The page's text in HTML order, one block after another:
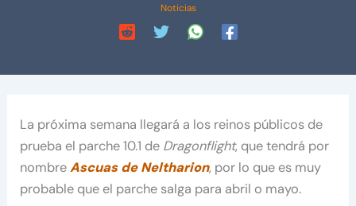
Noticias
La próxima semana llegará a los reinos públicos de
prueba el parche 10.1 de Dragonflight, que tendrá por
nombreAscuas de Neltharion, por lo que es muy
probable que el parche salga para abril o mayo.